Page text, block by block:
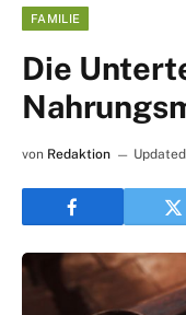
FAMILIE
Die
von Redaktion